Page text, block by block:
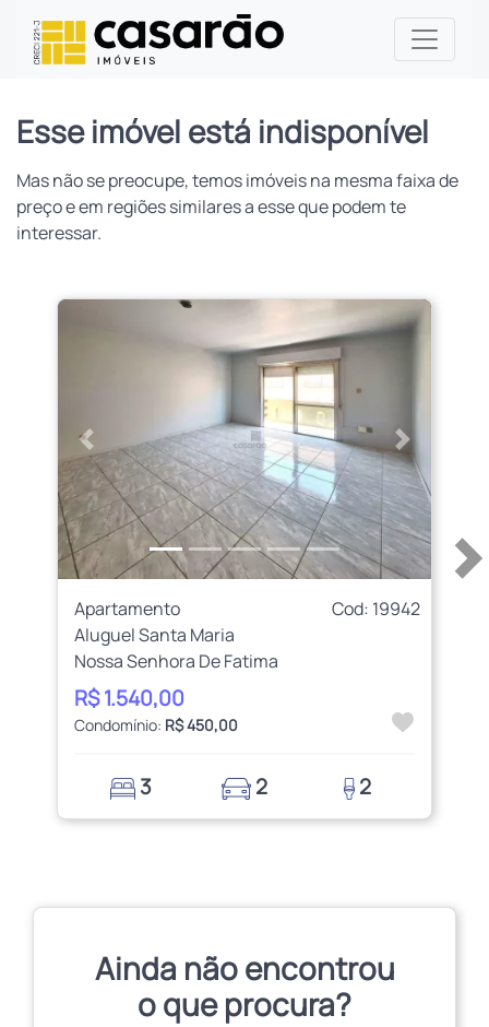
Esse imóvel está indisponível
Mas não se preocupe, temos imóveis na mesma faixa de
preço e em regiões similares a esse que podem te
interessar.
Anterior Próximo
Apartamento
Cod: 19942
Aluguel Santa Maria
Nossa Senhora De Fatima
R$ 1.540,00
Condomínio: R$ 450,00
3 2 2
Ainda não encontrou
o que procura?